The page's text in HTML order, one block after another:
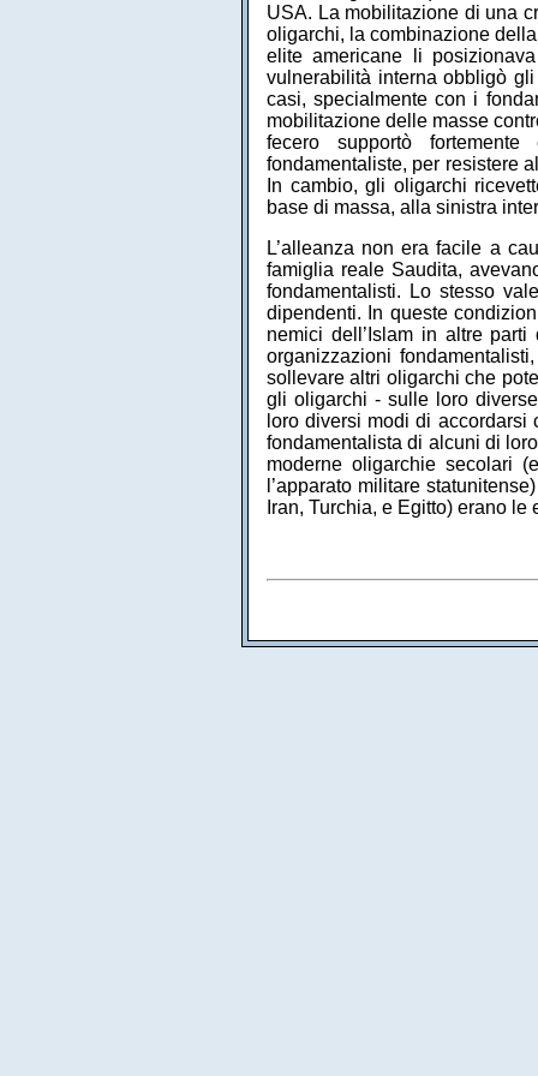
USA. La mobilitazione di una
oligarchi, la combinazione
elite americane li
vulnerabilità interna obbligò
casi, specialmente con i
mobilitazione delle masse
fecero supportò
fondamentaliste, per resistere
In cambio, gli oligarchi
base di massa, alla sinistra
L’alleanza non era facile a
famiglia reale Saudita,
fondamentalisti. Lo stesso
dipendenti. In queste
nemici dell’Islam in altre
organizzazioni
sollevare altri oligarchi che
gli oligarchi - sulle loro
loro diversi modi di accordarsi
fondamentalista di alcuni di
moderne oligarchie secolari
l’apparato militare
Iran, Turchia, e Egitto) erano